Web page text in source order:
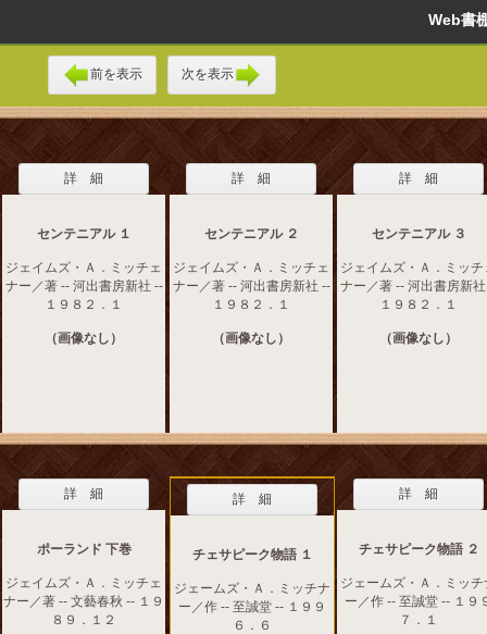
Web
前を表示 次を表示
詳 細
センテニアル １
ジェイムズ・Ａ．ミッチェ
ナー／著 -- 河出書房新社 --
１９８２．１
（画像なし）
詳 細
センテニアル ２
ジェイムズ・Ａ．ミッチェ
ナー／著 -- 河出書房新社 --
１９８２．１
（画像なし）
詳 細
センテニアル ３
ジェイムズ・Ａ．ミッチ
ナー／著 -- 河出書房新
１９８２．１
（画像なし）
詳 細
ポーランド 下巻
ジェイムズ・Ａ．ミッチェ
ナー／著 -- 文藝春秋 -- １９
８９．１２
詳 細
チェサピーク物語 １
ジェームズ・Ａ．ミッチナ
ー／作 -- 至誠堂 -- １９９
６．６
詳 細
チェサピーク物語 ２
ジェームズ・Ａ．ミッチ
ー／作 -- 至誠堂 -- １９
７．１